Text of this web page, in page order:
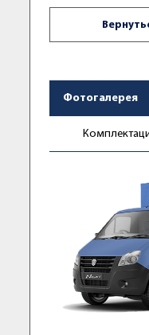
Фотогалерея